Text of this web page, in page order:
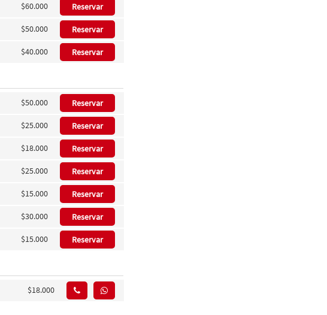
$60.000 Reservar
$50.000 Reservar
$40.000 Reservar
$50.000 Reservar
$25.000 Reservar
$18.000 Reservar
$25.000 Reservar
$15.000 Reservar
$30.000 Reservar
$15.000 Reservar
$18.000